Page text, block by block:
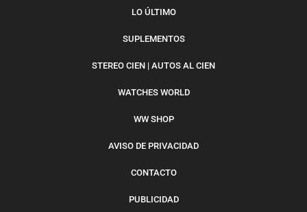
LO ÚLTIMO
SUPLEMENTOS
STEREO CIEN | AUTOS AL CIEN
WATCHES WORLD
WW SHOP
AVISO DE PRIVACIDAD
CONTACTO
PUBLICIDAD